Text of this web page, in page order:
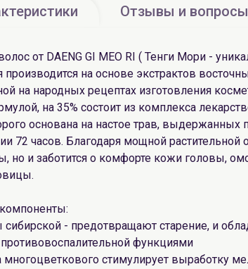
Отзывы и вопросы
от DAENG GI MEO RI ( Тенги Мори -
производится на основе экстрактов
на народных рецептах изготовления
на 35% состоит из комплекса
основана на настое трав, выдержанных
72 часов. Благодаря мощной
но и заботится о комфорте кожи головы,
сибирской - предотвращают старение, и
функциями
многоцветкового стимулирует выработку